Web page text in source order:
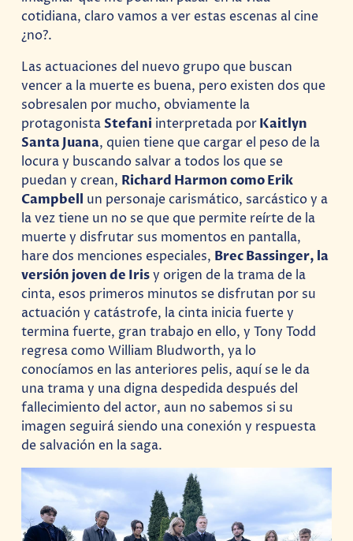
cotidiana, claro vamos a ver estas escenas al cine
¿no?.
Las actuaciones del nuevo grupo que buscan
vencer a la muerte es buena, pero existen dos que
sobresalen por mucho, obviamente la
protagonistaStefani interpretada porKaitlyn
Santa Juana, quien tiene que cargar el peso de la
locura y buscando salvar a todos los que se
puedan y crean, Richard Harmon​ como Erik
Campbell un personaje carismático, sarcástico y a
la vez tiene un no se que que permite reírte de la
muerte y disfrutar sus momentos en pantalla,
hare dos menciones especiales, Brec Bassinger, la
versión joven de Irisy origen de la trama de la
cinta, esos primeros minutos se disfrutan por su
actuación y catástrofe, la cinta inicia fuerte y
termina fuerte, gran trabajo en ello, y Tony Todd
regresa como William Bludworth, ya lo
conocíamos en las anteriores pelis, aquí se le da
una trama y una digna despedida después del
fallecimiento del actor, aun no sabemos si su
imagen seguirá siendo una conexión y respuesta
de salvación en la saga.